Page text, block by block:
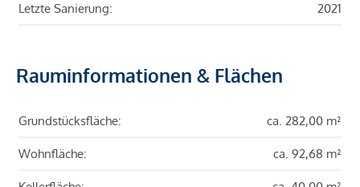
Letzte Sanierung: 2021
Rauminformationen & Flächen
Grundstücksfläche: ca. 282,00 m²
Wohnfläche: ca. 92,68 m²